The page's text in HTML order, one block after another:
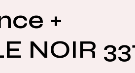
+
NOIR